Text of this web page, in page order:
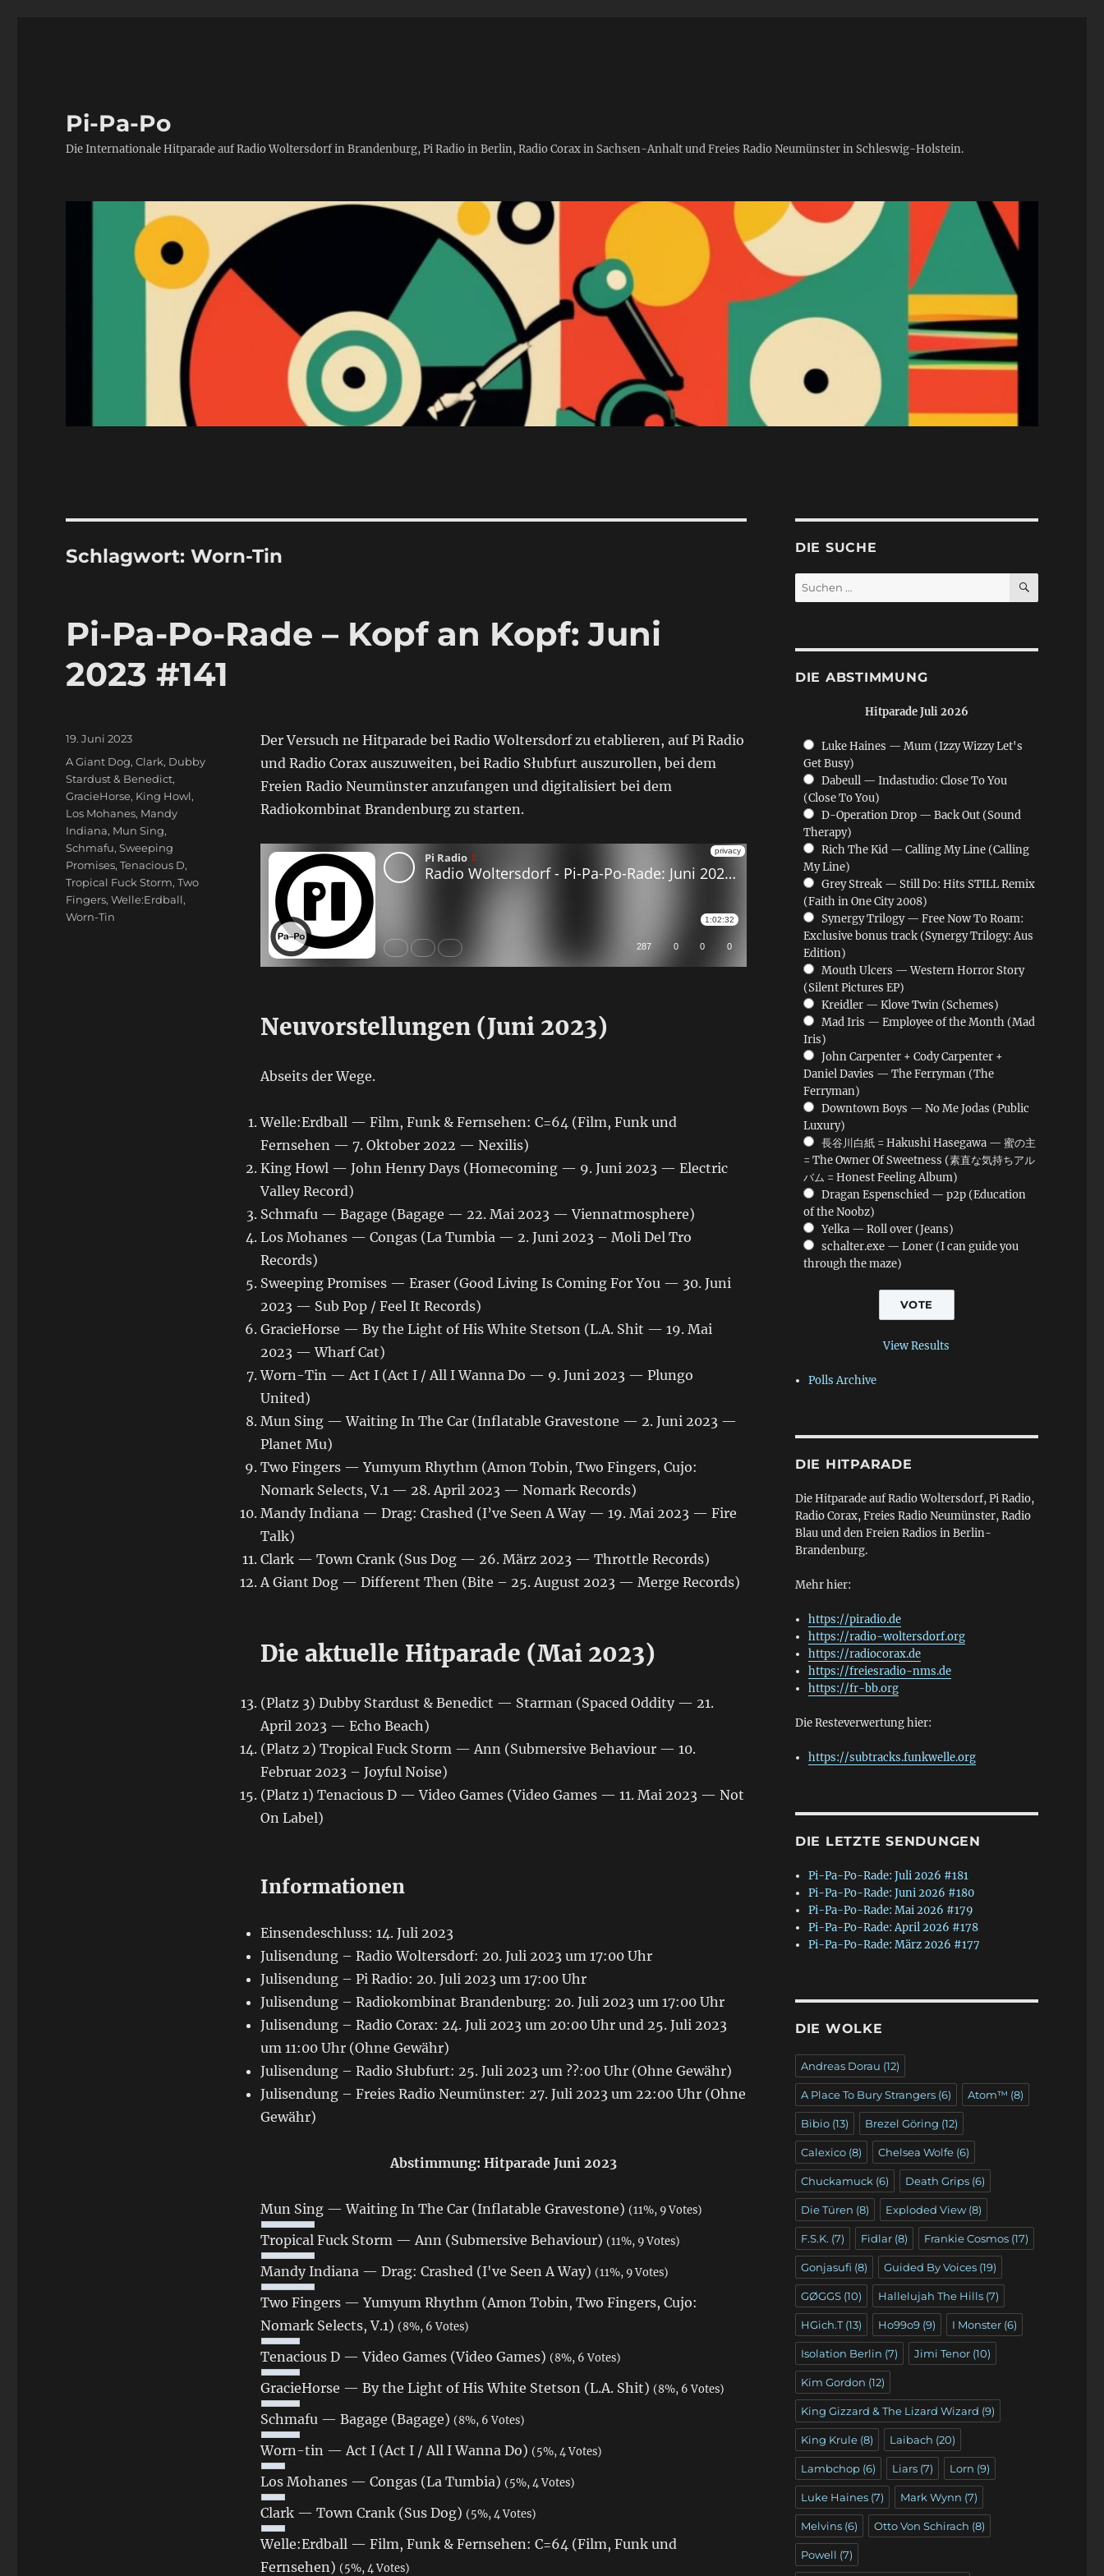
Pi-Pa-Po
Die Internationale Hitparade auf Radio Woltersdorf in Brandenburg, Pi Radio in Berlin, Radio Corax in Sachsen-Anhalt und Freies Radio Neumünster in Schleswig-Holstein.
Schlagwort:Worn-Tin
Pi-Pa-Po-Rade – Kopf an Kopf: Juni
2023 #141
Der Versuch ne Hitparade bei Radio Woltersdorf zu etablieren, auf Pi Radio
und Radio Corax auszuweiten, bei Radio Słubfurt auszurollen, bei dem
Freien Radio Neumünster anzufangen und digitalisiert bei dem
Radiokombinat Brandenburg zu starten.
Neuvorstellungen (Juni 2023)
Abseits der Wege.
Welle:Erdball — Film, Funk & Fernsehen: C=64 (Film, Funk und
Fernsehen — 7. Oktober 2022 — Nexilis)
King Howl — John Henry Days (Homecoming — 9. Juni 2023 — Electric
Valley Record)
Schmafu — Bagage (Bagage — 22. Mai 2023 — Viennatmosphere)
Los Mohanes — Congas (La Tumbia — 2. Juni 2023 – Moli Del Tro
Records)
Sweeping Promises — Eraser (Good Living Is Coming For You — 30. Juni
2023 — Sub Pop / Feel It Records)
GracieHorse — By the Light of His White Stetson (L.A. Shit — 19. Mai
2023 — Wharf Cat)
Worn-Tin — Act I (Act I / All I Wanna Do — 9. Juni 2023 — Plungo
United)
Mun Sing — Waiting In The Car (Inflatable Gravestone — 2. Juni 2023 —
Planet Mu)
Two Fingers — Yumyum Rhythm (Amon Tobin, Two Fingers, Cujo:
Nomark Selects, V.1 — 28. April 2023 — Nomark Records)
Mandy Indiana — Drag: Crashed (I’ve Seen A Way — 19. Mai 2023 — Fire
Talk)
Clark — Town Crank (Sus Dog — 26. März 2023 — Throttle Records)
A Giant Dog — Different Then (Bite – 25. August 2023 — Merge Records)
Die aktuelle Hitparade (Mai 2023)
(Platz 3) Dubby Stardust & Benedict — Starman (Spaced Oddity — 21.
April 2023 — Echo Beach)
(Platz 2) Tropical Fuck Storm — Ann (Submersive Behaviour — 10.
Februar 2023 – Joyful Noise)
(Platz 1) Tenacious D — Video Games (Video Games — 11. Mai 2023 — Not
On Label)
Informationen
Einsendeschluss: 14. Juli 2023
Julisendung – Radio Woltersdorf: 20. Juli 2023 um 17:00 Uhr
Julisendung – Pi Radio: 20. Juli 2023 um 17:00 Uhr
Julisendung – Radiokombinat Brandenburg: 20. Juli 2023 um 17:00 Uhr
Julisendung – Radio Corax: 24. Juli 2023 um 20:00 Uhr und 25. Juli 2023
um 11:00 Uhr (Ohne Gewähr)
Julisendung – Radio Słubfurt: 25. Juli 2023 um ??:00 Uhr (Ohne Gewähr)
Julisendung – Freies Radio Neumünster: 27. Juli 2023 um 22:00 Uhr (Ohne
Gewähr)
Abstimmung: Hitparade Juni 2023
Mun Sing — Waiting In The Car (Inflatable Gravestone) (11%, 9 Votes)
Tropical Fuck Storm — Ann (Submersive Behaviour) (11%, 9 Votes)
Mandy Indiana — Drag: Crashed (I've Seen A Way) (11%, 9 Votes)
Two Fingers — Yumyum Rhythm (Amon Tobin, Two Fingers, Cujo:
Nomark Selects, V.1) (8%, 6 Votes)
Tenacious D — Video Games (Video Games) (8%, 6 Votes)
GracieHorse — By the Light of His White Stetson (L.A. Shit) (8%, 6 Votes)
Schmafu — Bagage (Bagage) (8%, 6 Votes)
Worn-tin — Act I (Act I / All I Wanna Do) (5%, 4 Votes)
Los Mohanes — Congas (La Tumbia) (5%, 4 Votes)
Clark — Town Crank (Sus Dog) (5%, 4 Votes)
Welle:Erdball — Film, Funk & Fernsehen: C=64 (Film, Funk und
Fernsehen) (5%, 4 Votes)
Veröffentlicht
am
19. Juni 2023
Schlagwörter
A Giant Dog,Clark, Dubby
Stardust & Benedict,
GracieHorse, King Howl,
Los Mohanes, Mandy
Indiana, Mun Sing,
Schmafu,Sweeping
Promises,Tenacious D,
Tropical Fuck Storm,Two
Fingers,Welle:Erdball,
Worn-Tin
DIE SUCHE
Suchen
nach:
SUCHEN
DIE ABSTIMMUNG
Hitparade Juli 2026
Luke Haines — Mum (Izzy Wizzy Let's
Get Busy)
Dabeull — Indastudio: Close To You
(Close To You)
D-Operation Drop — Back Out (Sound
Therapy)
Rich The Kid — Calling My Line (Calling
My Line)
Grey Streak — Still Do: Hits STILL Remix
(Faith in One City 2008)
Synergy Trilogy — Free Now To Roam:
Exclusive bonus track (Synergy Trilogy: Aus
Edition)
Mouth Ulcers — Western Horror Story
(Silent Pictures EP)
Kreidler — Klove Twin (Schemes)
Mad Iris — Employee of the Month (Mad
Iris)
John Carpenter + Cody Carpenter +
Daniel Davies — The Ferryman (The
Ferryman)
Downtown Boys — No Me Jodas (Public
Luxury)
長谷川白紙 = Hakushi Hasegawa — 蜜の主
= The Owner Of Sweetness (素直な気持ちアル
バム = Honest Feeling Album)
Dragan Espenschied — p2p (Education
of the Noobz)
Yelka — Roll over (Jeans)
schalter.exe — Loner (I can guide you
through the maze)
View Results
Polls Archive
DIE HITPARADE
Die Hitparade auf Radio Woltersdorf, Pi Radio,
Radio Corax, Freies Radio Neumünster, Radio
Blau und den Freien Radios in Berlin-
Brandenburg.
Mehr hier:
https://piradio.de
https://radio-woltersdorf.org
https://radiocorax.de
https://freiesradio-nms.de
https://fr-bb.org
Die Resteverwertung hier:
https://subtracks.funkwelle.org
DIE LETZTE SENDUNGEN
Pi-Pa-Po-Rade: Juli 2026 #181
Pi-Pa-Po-Rade: Juni 2026 #180
Pi-Pa-Po-Rade: Mai 2026 #179
Pi-Pa-Po-Rade: April 2026 #178
Pi-Pa-Po-Rade: März 2026 #177
DIE WOLKE
Andreas Dorau (12)
A Place To Bury Strangers(6) Atom™ (8)
Bibio(13) Brezel Göring (12)
Calexico(8) Chelsea Wolfe(6)
Chuckamuck (6) Death Grips(6)
Die Türen (8) Exploded View(8)
F.S.K. (7) Fidlar(8) Frankie Cosmos(17)
Gonjasufi (8) Guided By Voices(19)
GØGGS(10) Hallelujah The Hills(7)
HGich.T(13) Ho99o9(9) I Monster(6)
Isolation Berlin (7) Jimi Tenor(10)
Kim Gordon (12)
King Gizzard & The Lizard Wizard (9)
King Krule(8) Laibach (20)
Lambchop(6) Liars(7) Lorn (9)
Luke Haines(7) Mark Wynn (7)
Melvins(6) Otto Von Schirach (8)
Powell (7)